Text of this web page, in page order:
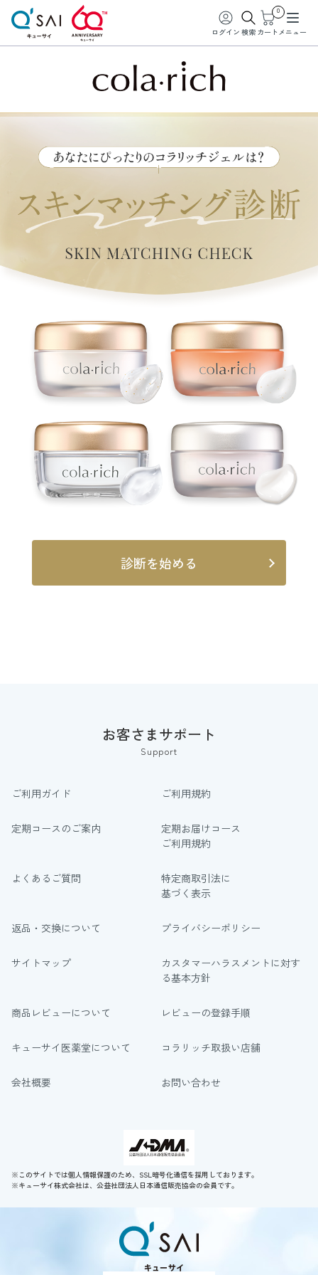
ログイン 検索
0
カート メニュー
診断を始める
お客さまサポート
Support
ご利用ガイド ご利用規約
定期コースのご案内
定期お届けコース
ご利用規約
よくあるご質問
特定商取引法に
基づく表示
返品・交換について プライバシーポリシー
サイトマップ
カスタマーハラスメントに対す
る基本方針
商品レビューについて レビューの登録手順
キューサイ医薬堂について コラリッチ取扱い店舗
会社概要 お問い合わせ
※このサイトでは個人情報保護のため、SSL暗号化通信を採用しております。
※キューサイ株式会社は、公益社団法人日本通信販売協会の会員です。